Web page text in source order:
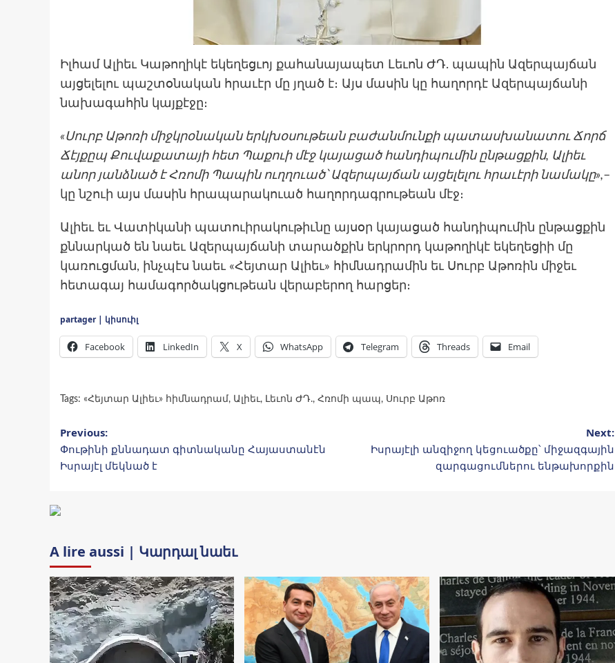
Իլհամ Ալիեւ Կաթողիկէ եկեղեցւոյ քահանայապետ Լեւոն ԺԴ. պապին Ազերպայճան
այցելելու պաշտօնական հրաւէր մը յղած է։ Այս մասին կը հաղորդէ Ազերպայճանի
նախագահին կայքէջը։
«Սուրբ Աթոռի միջկրօնական երկխօսութեան բաժանմունքի պատասխանատու Ճորճ
Ճէյքըպ Քուվաքատայի հետ Պաքուի մէջ կայացած հանդիպումին ընթացքին, Ալիեւ
անոր յանձնած է Հռոմի Պապին ուղղուած՝ Ազերպայճան այցելելու հրաւէրի նամակը»,–
կը նշուի այս մասին հրապարակուած հաղորդագրութեան մէջ։
Ալիեւ եւ Վատիկանի պատուիրակութիւնը այսօր կայացած հանդիպումին ընթացքին
քննարկած են նաեւ Ազերպայճանի տարածքին երկրորդ կաթողիկէ եկեղեցիի մը
կառուցման, ինչպէս նաեւ «Հեյտար Ալիեւ» հիմնադրամին եւ Սուրբ Աթոռին միջեւ
հետագայ համագործակցութեան վերաբերող հարցեր։
partager | կիսուիլ
Facebook LinkedIn X WhatsApp Telegram Threads Email
Tags: «Հեյտար Ալիեւ» հիմնադրամ , Ալիեւ, Լեւոն ԺԴ., Հռոմի պապ, Սուրբ Աթոռ
Post
navigation
Previous:
Փութինի քննադատ գիտնականը Հայաստանէն
Իսրայէլ մեկնած է
Next:
Իսրայէլի անզիջող կեցուածքը՝ միջազգային
զարգացումներու ենթախորքին
A lire aussi | Կարդալ նաեւ